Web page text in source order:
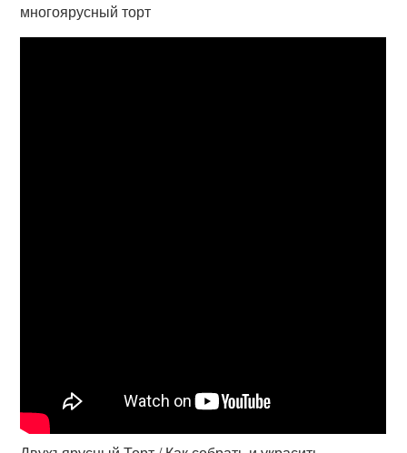
многоярусный торт